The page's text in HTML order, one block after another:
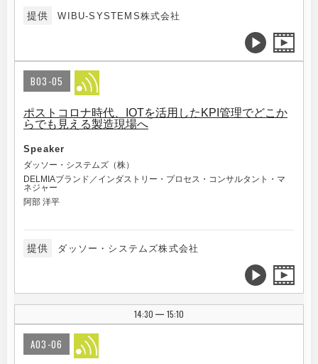
提供 WIBU-SYSTEMS株式会社
B03-05
ポストコロナ時代、IOTを活用したKPI管理でどこか
らでも見える製造現場へ
Speaker
ダッソー・システムズ（株）
DELMIAブランド／インダストリー・プロセス・コンサルタント・マ
ネジャー
阿部 洋平
提供 ダッソー・システムズ株式会社
14:30 | 15:10
A03-06